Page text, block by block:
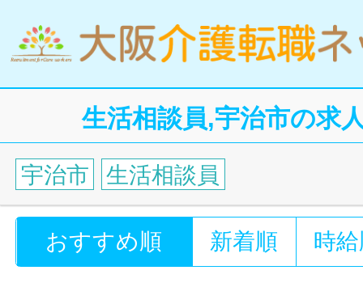
生活相談員,宇治市の求
宇治市 生活相談員
おすすめ順 新着順 時